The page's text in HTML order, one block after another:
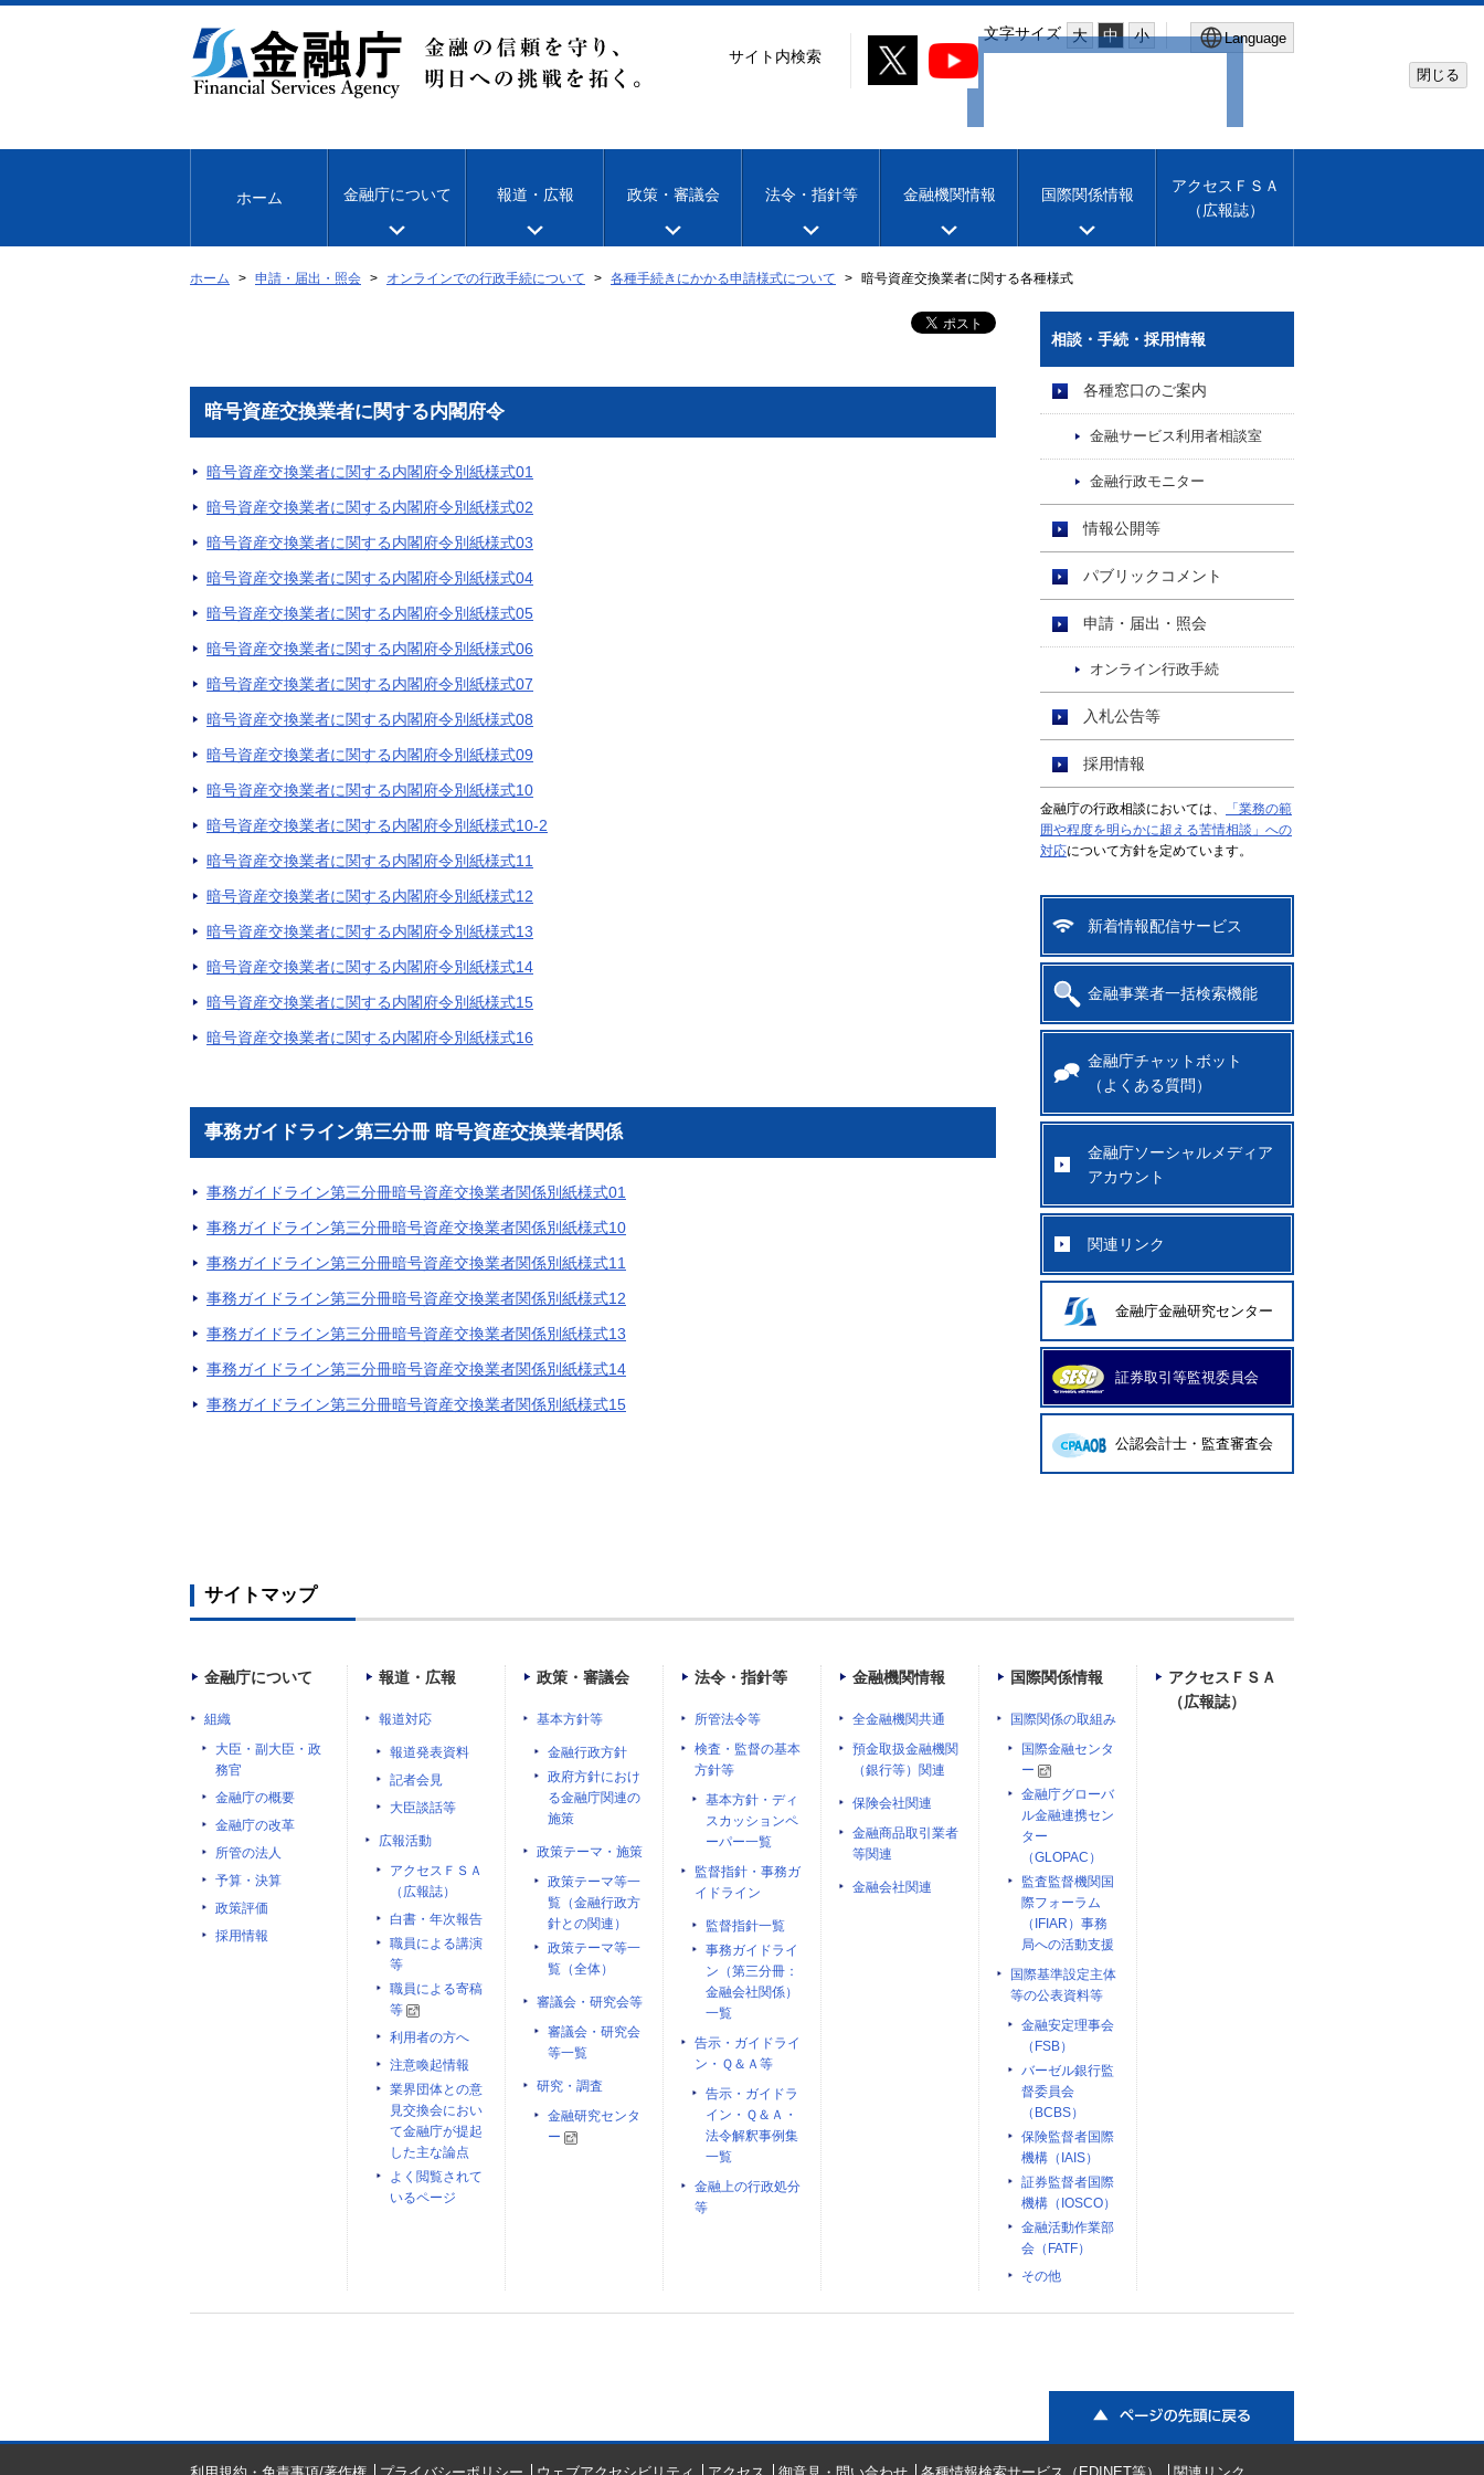
文
移
文字サイズ 大 中 小 Language
Machine translation
閉じる
サイト内検索
ホーム 金融庁について 報道・広報 政策・審議会 法令・指針等 金融機関情報 国際関係情報
アクセスＦＳＡ
（広報誌）
ホーム 申請・届出・照会 オンラインでの行政手続について 各種手続きにかかる申請様式について 暗号資産交換業者に関する各種様式
暗号資産交換業者に関する内閣府令
暗号資産交換業者に関する内閣府令別紙様式01
暗号資産交換業者に関する内閣府令別紙様式02
暗号資産交換業者に関する内閣府令別紙様式03
暗号資産交換業者に関する内閣府令別紙様式04
暗号資産交換業者に関する内閣府令別紙様式05
暗号資産交換業者に関する内閣府令別紙様式06
暗号資産交換業者に関する内閣府令別紙様式07
暗号資産交換業者に関する内閣府令別紙様式08
暗号資産交換業者に関する内閣府令別紙様式09
暗号資産交換業者に関する内閣府令別紙様式10
暗号資産交換業者に関する内閣府令別紙様式10-2
暗号資産交換業者に関する内閣府令別紙様式11
暗号資産交換業者に関する内閣府令別紙様式12
暗号資産交換業者に関する内閣府令別紙様式13
暗号資産交換業者に関する内閣府令別紙様式14
暗号資産交換業者に関する内閣府令別紙様式15
暗号資産交換業者に関する内閣府令別紙様式16
事務ガイドライン第三分冊 暗号資産交換業者関係
事務ガイドライン第三分冊暗号資産交換業者関係別紙様式01
事務ガイドライン第三分冊暗号資産交換業者関係別紙様式10
事務ガイドライン第三分冊暗号資産交換業者関係別紙様式11
事務ガイドライン第三分冊暗号資産交換業者関係別紙様式12
事務ガイドライン第三分冊暗号資産交換業者関係別紙様式13
事務ガイドライン第三分冊暗号資産交換業者関係別紙様式14
事務ガイドライン第三分冊暗号資産交換業者関係別紙様式15
相談・手続・採用情報
各種窓口のご案内
金融サービス利用者相談室
金融行政モニター
情報公開等
パブリックコメント
申請・届出・照会
オンライン行政手続
入札公告等
採用情報
金融庁の行政相談においては、
「業務の範
囲や程度を明らかに超える苦情相談」への
対応について方針を定めています。
新着情報配信サービス
金融事業者一括検索機能
金融庁チャットボット
（よくある質問）
金融庁ソーシャルメディア
アカウント
関連リンク
金融庁金融研究センター
証券取引等監視委員会
公認会計士・監査審査会
サイトマップ
金融庁について
組織
大臣・副大臣・政
務官
金融庁の概要
金融庁の改革
所管の法人
予算・決算
政策評価
採用情報
報道・広報
報道対応
報道発表資料
記者会見
大臣談話等
広報活動
アクセスＦＳＡ
（広報誌）
白書・年次報告
職員による講演
等
職員による寄稿
等
利用者の方へ
注意喚起情報
業界団体との意
見交換会におい
て金融庁が提起
した主な論点
よく閲覧されて
いるページ
政策・審議会
基本方針等
金融行政方針
政府方針におけ
る金融庁関連の
施策
政策テーマ・施策
政策テーマ等一
覧（金融行政方
針との関連）
政策テーマ等一
覧（全体）
審議会・研究会等
審議会・研究会
等一覧
研究・調査
金融研究センタ
ー
法令・指針等
所管法令等
検査・監督の基本
方針等
基本方針・ディ
スカッションペ
ーパー一覧
監督指針・事務ガ
イドライン
監督指針一覧
事務ガイドライ
ン（第三分冊：
金融会社関係）
一覧
告示・ガイドライ
ン・Ｑ＆Ａ等
告示・ガイドラ
イン・Ｑ＆Ａ・
法令解釈事例集
一覧
金融上の行政処分
等
金融機関情報
全金融機関共通
預金取扱金融機関
（銀行等）関連
保険会社関連
金融商品取引業者
等関連
金融会社関連
国際関係情報
国際関係の取組み
国際金融センタ
ー
金融庁グローバ
ル金融連携セン
ター
（GLOPAC）
監査監督機関国
際フォーラム
（IFIAR）事務
局への活動支援
国際基準設定主体
等の公表資料等
金融安定理事会
（FSB）
バーゼル銀行監
督委員会
（BCBS）
保険監督者国際
機構（IAIS）
証券監督者国際
機構（IOSCO）
金融活動作業部
会（FATF）
その他
アクセスＦＳＡ
（広報誌）